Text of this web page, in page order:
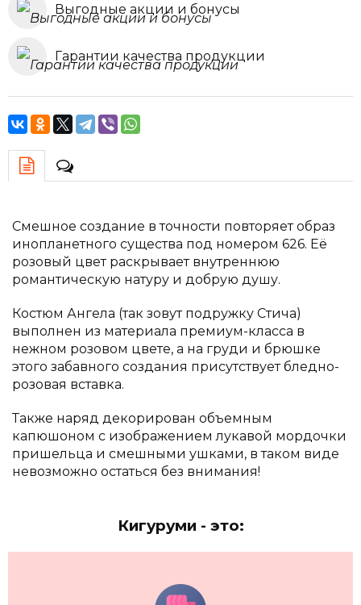
Выгодные акции и бонусы
Гарантии качества продукции
Смешное создание в точности повторяет образ
инопланетного существа под номером 626. Её
розовый цвет раскрывает внутреннюю
романтическую натуру и добрую душу.
Костюм Ангела (так зовут подружку Стича)
выполнен из материала премиум-класса в
нежном розовом цвете, а на груди и брюшке
этого забавного создания присутствует бледно-
розовая вставка.
Также наряд декорирован объемным
капюшоном с изображением лукавой мордочки
пришельца и смешными ушками, в таком виде
невозможно остаться без внимания!
Кигуруми - это: